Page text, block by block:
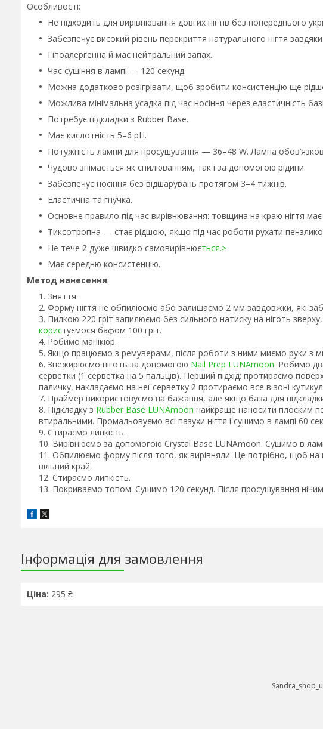
Особливості:
Не підходить для вирівнювання довгих нігтів без попереднього
Забезпечує високий рівень перекриття натурального нігтя завдяки
Гіпоалергенна й має нейтральний запах.
Час сушіння в лампі — 120 секунд.
Можна додатково розігрівати, щоб зробити консистенцію ще
Можлива мінімальна усадка під час носіння через еластичність
Потребує підкладки з Rubber Base.
Має кислотність 5–6 pH.
Потужність лампи для просушування — 36–48 W. Лампа
Чудово знімається як спилюванням, так і за допомогою рідини.
Забезпечує носіння без відшарувань протягом 3–4 тижнів.
Еластична та гнучка.
Основне правило під час вирівнювання: товщина на краю нігтя
Тиксотропна — стає рідшою, якщо під час роботи рухати
Не тече й дуже швидко самовирівнюється.>
Має середню консистенцію.
Метод нанесення:
Зняття.
Форму нігтя не обпилюємо або залишаємо 2 мм завдовжки, які
Пилкою 220 гріт запилюємо без сильного натиску на ніготь
користуємося бафом 100 гріт.
Робимо манікюр.
Якщо працюємо з ремуверами, після роботи з ними миємо руки з
Знежирюємо ніготь за допомогою Nail Prep LUNAmoon. Робимо
серветки (1 серветка на 5 пальців). Перший підхід: протираємо
паличку, накладаємо на неї серветку й протираємо все в зоні
Праймер використовуємо на бажання, але якщо база для
Підкладку з Rubber Base LUNAmoon найкраще наносити плоским
втиральними. Промальовуємо всі пазухи нігтя і сушимо в лампі 60
Стираємо липкість.
Вирівнюємо за допомогою Crystal Base LUNAmoon. Сушимо в
Обпилюємо форму після того, як вирівняли. Це потрібно, щоб
вільний край.
Стираємо липкість.
Покриваємо топом. Сушимо 120 секунд. Після просушування
Інформація для замовлення
Ціна: 295 ₴